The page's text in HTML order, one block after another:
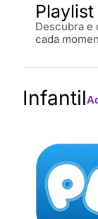
Playlist
Descubra e
cada
Infantil